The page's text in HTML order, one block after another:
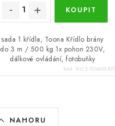
sada 1 křídla, Toona Křídlo brány
do 3 m / 500 kg 1x pohon 230V,
dálkové ovládání, fotobuňky
Kód: NICE-TO4005-BZ1
NAHORU